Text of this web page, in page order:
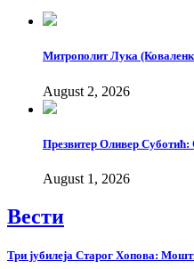
Митрополит Лука
August 2, 2026
Презвитер Оливер
August 1, 2026
Вести
Три јубилеја Старог Хопова: